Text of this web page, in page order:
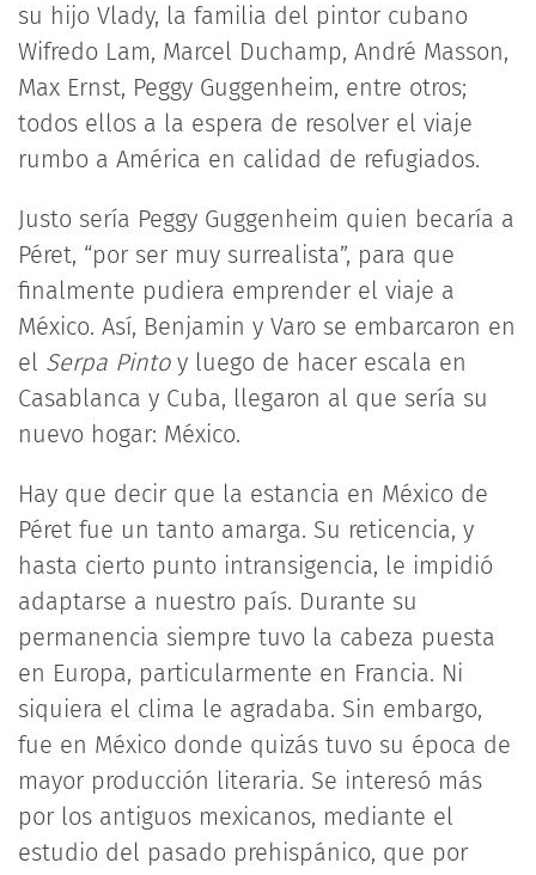
su hijo Vlady, la familia del pintor cubano
Wifredo Lam, Marcel Duchamp, André Masson,
Max Ernst, Peggy Guggenheim, entre otros;
todos ellos a la espera de resolver el viaje
rumbo a América en calidad de refugiados.
Justo sería Peggy Guggenheim quien becaría a
Péret, “por ser muy surrealista”, para que
finalmente pudiera emprender el viaje a
México. Así, Benjamin y Varo se embarcaron en
el Serpa Pintoy luego de hacer escala en
Casablanca y Cuba, llegaron al que sería su
nuevo hogar: México.
Hay que decir que la estancia en México de
Péret fue un tanto amarga. Su reticencia, y
hasta cierto punto intransigencia, le impidió
adaptarse a nuestro país. Durante su
permanencia siempre tuvo la cabeza puesta
en Europa, particularmente en Francia. Ni
siquiera el clima le agradaba. Sin embargo,
fue en México donde quizás tuvo su época de
mayor producción literaria. Se interesó más
por los antiguos mexicanos, mediante el
estudio del pasado prehispánico, que por